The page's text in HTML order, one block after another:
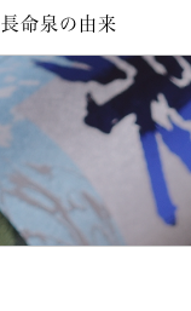
長命泉の由来